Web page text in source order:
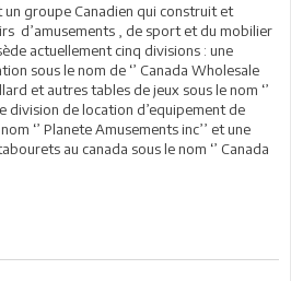
un groupe Canadien qui construit et
d’amusements , de sport et du mobilier
actuellement cinq divisions : une
sous le nom de ‘’ Canada Wholesale
et autres tables de jeux sous le nom ‘’
division de location d’equipement de
‘’ Planete Amusements inc’’ et une
au canada sous le nom ‘’ Canada